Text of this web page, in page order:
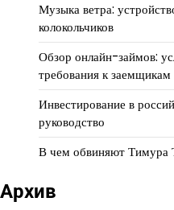
Музыка ветра:
колокольчиков
Обзор онлайн-займов:
требования к заемщикам
Инвестирование в
руководство
В чем обвиняют Тимура
Архив